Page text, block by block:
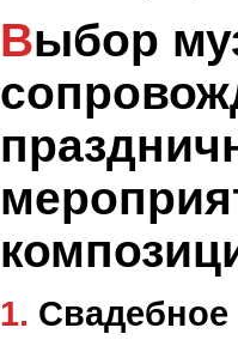
Выбор музыкального
1.